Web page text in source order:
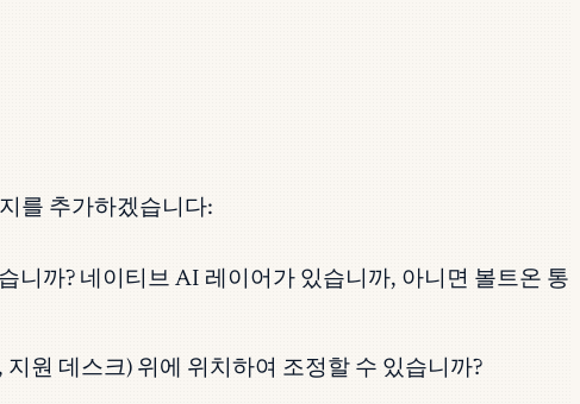
를 추가하겠습니다:
니까? 네이티브 AI 레이어가 있습니까, 아니면 볼트온 통
원 데스크) 위에 위치하여 조정할 수 있습니까?